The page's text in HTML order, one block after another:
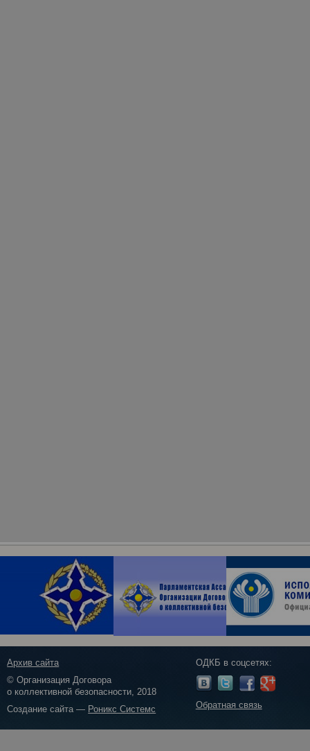
Архив сайта
© Организация Договора
о коллективной безопасности, 2018
Создание сайта — Роникс Системс
ОДКБ в соцсетях:
Обратная связь